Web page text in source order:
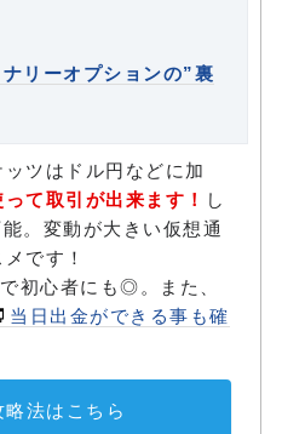
リーオプションの”裏
ツはドル円などに加
て取引が出来ます！
し
。変動が大きい仮想通
です！
初心者にも◎。また、
当日出金ができる事も確
法はこちら